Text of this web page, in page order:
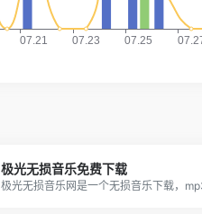
极光无损音乐免费下载